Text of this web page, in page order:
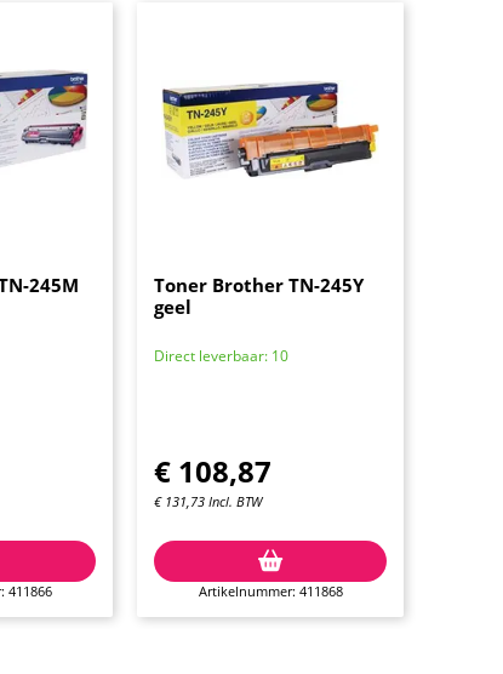
245M
411866
Toner Brother TN-245Y
geel
Direct leverbaar: 10
€ 108,87
€ 131,73 Incl. BTW
Artikelnummer: 411868